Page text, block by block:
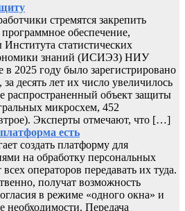
стремятся закрепить
обеспечение,
статистических
знаний (ИСИЭЗ) НИУ
2025 году было зарегистрировано
десять лет их число увеличилось
распространенный объект защиты
микросхем, 452
Эксперты отмечают, что […]
есть
создать платформу для
на обработку персональных
операторов передавать их туда.
получат возможность
в режиме «одного окна» и
необходимости. Передача